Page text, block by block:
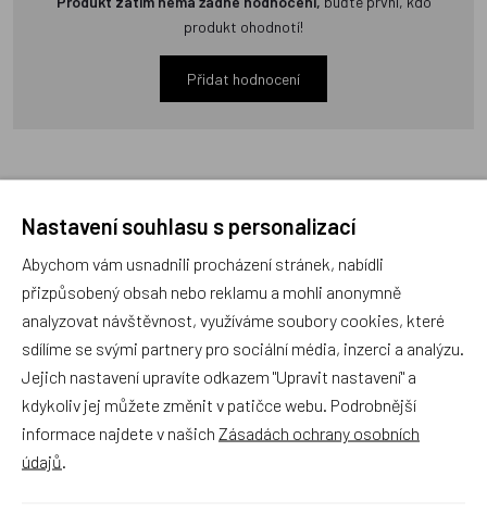
produkt ohodnotí!
Přidat hodnocení
Zboží se stejným motivem
Matějovský, Osuška Krtek a
vážka
Matějovský, Osuška Krtek a
mravenci
Nastavení souhlasu s personalizací
Abychom vám usnadnili procházení stránek, nabídli
přizpůsobený obsah nebo reklamu a mohli anonymně
analyzovat návštěvnost, využíváme soubory cookies, které
sdílíme se svými partnery pro sociální média, inzerci a analýzu.
Jejich nastavení upravíte odkazem "Upravit nastavení" a
kdykoliv jej můžete změnit v patičce webu. Podrobnější
informace najdete v našich Zásadách ochrany osobních
údajů